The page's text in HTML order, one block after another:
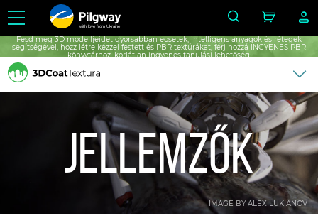
with love from Ukraine
Fesd meg 3D modelljeidet gyorsabban ecsetek, intelligens anyagok és rétegek
segítségével, hozz létre kézzel festett és PBR textúrákat, férj hozzá INGYENES PBR
könyvtárhoz, korlátlan ingyenes tanulási lehetőség.
IMAGE BY ALEX LUKIANOV
Jellemzők